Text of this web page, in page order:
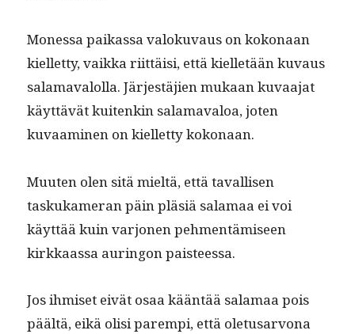
Mon­es­sa paikas­sa val­oku­vaus on kokon­aan
kiel­let­ty, vaik­ka riit­täisi, että kiel­letään kuvaus
sala­maval­ol­la. Jär­jestäjien mukaan kuvaa­jat
käyt­tävät kuitenkin sala­maval­oa, joten
kuvaami­nen on kiel­let­ty kokonaan.
Muuten olen sitä mieltä, että taval­lisen
taskukam­er­an päin pläsiä sala­maa ei voi
käyt­tää kuin var­jo­nen pehmen­tämiseen
kirkkaas­sa auringon paisteessa.
Jos ihmiset eivät osaa kään­tää sala­maa pois
päältä, eikä olisi parem­pi, että ole­tusar­vona